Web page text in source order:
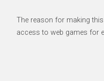
The reason for making
access to web games for